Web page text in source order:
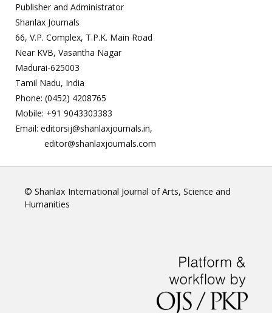
Publisher and Administrator
Shanlax Journals
66, V.P. Complex, T.P.K. Main Road
Near KVB, Vasantha Nagar
Madurai-625003
Tamil Nadu, India
Phone: (0452) 4208765
Mobile: +91 9043303383
Email: editorsij@shanlaxjournals.in,
editor@shanlaxjournals.com
© Shanlax International Journal of Arts, Science and
Humanities